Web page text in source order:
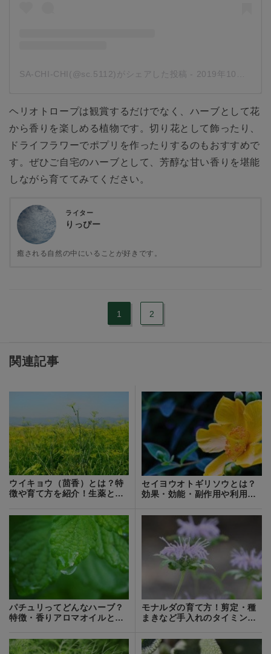
SA-CHI-CHI(@sc.5112)がシェアした投稿 - 2019年10月月14日午後10時16分PDT
ヘリオトロープは観賞するだけでなく、ハーブとして花
から香りを楽しめる植物です。切り花として飾ったり、
ドライフラワーでポプリを作ったりするのもおすすめで
す。ぜひご自宅のハーブとして、芳醇な甘い香りを堪能
しながら育ててみてください。
ライター
りっぴー
癒される自然の中にいることが好きです。
1 2
関連記事
ウイキョウ（茴香）とは？特
徴や育て方を紹介！生薬とし
セイヨウオトギリソウとは？
効果・効能・副作用や利用方
パチュリってどんなハーブ？
特徴・香りアロマオイルとし
モナルダの育て方！剪定・種
まきなど手入れのタイミング